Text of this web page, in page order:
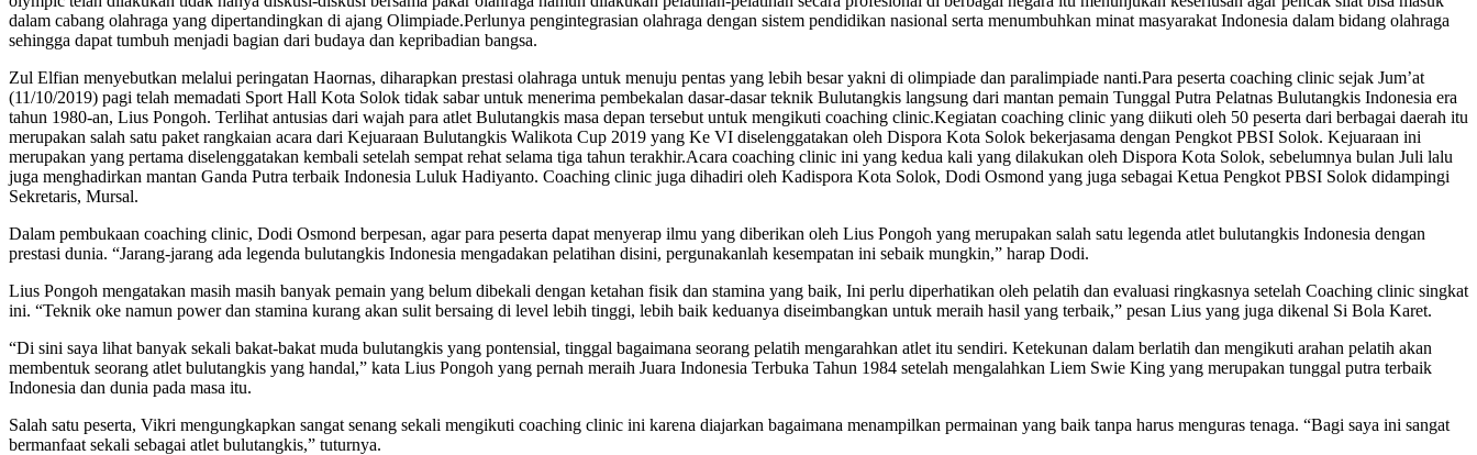
dalam cabang olahraga yang dipertandingkan di ajang Olimpiade.Perlunya pengintegrasian olahraga dengan sistem pendidikan nasional serta menumbuhkan minat masyarakat Indonesia dalam bidang olahraga
sehingga dapat tumbuh menjadi bagian dari budaya dan kepribadian bangsa.
Zul Elfian menyebutkan melalui peringatan Haornas, diharapkan prestasi olahraga untuk menuju pentas yang lebih besar yakni di olimpiade dan paralimpiade nanti.Para peserta coaching clinic sejak Jum’at
(11/10/2019) pagi telah memadati Sport Hall Kota Solok tidak sabar untuk menerima pembekalan dasar-dasar teknik Bulutangkis langsung dari mantan pemain Tunggal Putra Pelatnas Bulutangkis Indonesia era
tahun 1980-an, Lius Pongoh. Terlihat antusias dari wajah para atlet Bulutangkis masa depan tersebut untuk mengikuti coaching clinic.Kegiatan coaching clinic yang diikuti oleh 50 peserta dari berbagai daerah itu
merupakan salah satu paket rangkaian acara dari Kejuaraan Bulutangkis Walikota Cup 2019 yang Ke VI diselenggatakan oleh Dispora Kota Solok bekerjasama dengan Pengkot PBSI Solok. Kejuaraan ini
merupakan yang pertama diselenggatakan kembali setelah sempat rehat selama tiga tahun terakhir.Acara coaching clinic ini yang kedua kali yang dilakukan oleh Dispora Kota Solok, sebelumnya bulan Juli lalu
juga menghadirkan mantan Ganda Putra terbaik Indonesia Luluk Hadiyanto. Coaching clinic juga dihadiri oleh Kadispora Kota Solok, Dodi Osmond yang juga sebagai Ketua Pengkot PBSI Solok didampingi
Sekretaris, Mursal.
Dalam pembukaan coaching clinic, Dodi Osmond berpesan, agar para peserta dapat menyerap ilmu yang diberikan oleh Lius Pongoh yang merupakan salah satu legenda atlet bulutangkis Indonesia dengan
prestasi dunia. “Jarang-jarang ada legenda bulutangkis Indonesia mengadakan pelatihan disini, pergunakanlah kesempatan ini sebaik mungkin,” harap Dodi.
Lius Pongoh mengatakan masih masih banyak pemain yang belum dibekali dengan ketahan fisik dan stamina yang baik, Ini perlu diperhatikan oleh pelatih dan evaluasi ringkasnya setelah Coaching clinic singkat
ini. “Teknik oke namun power dan stamina kurang akan sulit bersaing di level lebih tinggi, lebih baik keduanya diseimbangkan untuk meraih hasil yang terbaik,” pesan Lius yang juga dikenal Si Bola Karet.
“Di sini saya lihat banyak sekali bakat-bakat muda bulutangkis yang pontensial, tinggal bagaimana seorang pelatih mengarahkan atlet itu sendiri. Ketekunan dalam berlatih dan mengikuti arahan pelatih akan
membentuk seorang atlet bulutangkis yang handal,” kata Lius Pongoh yang pernah meraih Juara Indonesia Terbuka Tahun 1984 setelah mengalahkan Liem Swie King yang merupakan tunggal putra terbaik
Indonesia dan dunia pada masa itu.
Salah satu peserta, Vikri mengungkapkan sangat senang sekali mengikuti coaching clinic ini karena diajarkan bagaimana menampilkan permainan yang baik tanpa harus menguras tenaga. “Bagi saya ini sangat
bermanfaat sekali sebagai atlet bulutangkis,” tuturnya.